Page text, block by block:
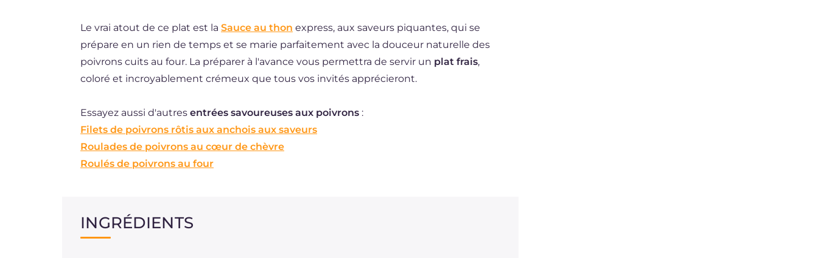
Le vrai atout de ce plat est la Sauce au thon express, aux saveurs piquantes, qui se
prépare en un rien de temps et se marie parfaitement avec la douceur naturelle des
poivrons cuits au four. La préparer à l'avance vous permettra de servir un plat frais,
coloré et incroyablement crémeux que tous vos invités apprécieront.
Essayez aussi d'autres entrées savoureuses aux poivrons :
Filets de poivrons rôtis aux anchois aux saveurs
Roulades de poivrons au cœur de chèvre
Roulés de poivrons au four
INGRÉDIENTS